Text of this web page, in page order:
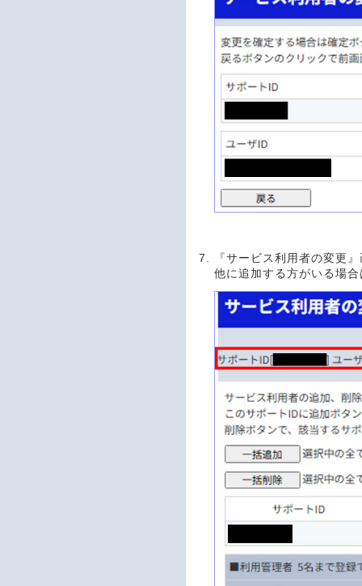
『サービス利用者の変更
他に追加する方がいる場